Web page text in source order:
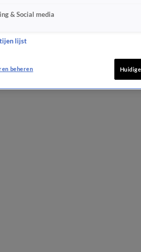
& Social media
lijst
beheren